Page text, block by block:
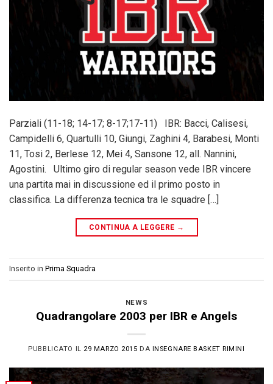
Parziali (11-18; 14-17; 8-17;17-11) IBR: Bacci, Calisesi,
Campidelli 6, Quartulli 10, Giungi, Zaghini 4, Barabesi, Monti
11, Tosi 2, Berlese 12, Mei 4, Sansone 12, all. Nannini,
Agostini. Ultimo giro di regular season vede IBR vincere
una partita mai in discussione ed il primo posto in
classifica. La differenza tecnica tra le squadre […]
CONTINUA A LEGGERE →
Inserito in Prima Squadra
NEWS
Quadrangolare 2003 per IBR e Angels
PUBBLICATO IL 29 MARZO 2015 DA INSEGNARE BASKET RIMINI